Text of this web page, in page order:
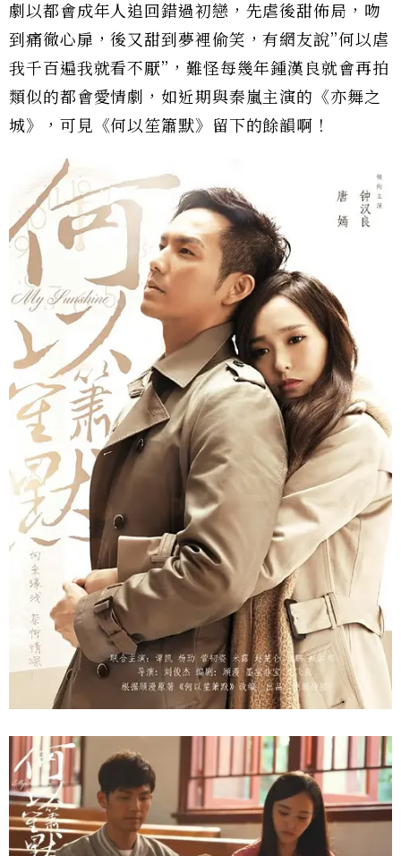
劇以都會成年人追回錯過初戀，先虐後甜佈局，吻
到痛徹心扉，後又甜到夢裡偷笑，有網友說”何以虐
我千百遍我就看不厭”，難怪每幾年鍾漢良就會再拍
類似的都會愛情劇，如近期與秦嵐主演的《亦舞之
城》，可見《何以笙簫默》留下的餘韻啊！